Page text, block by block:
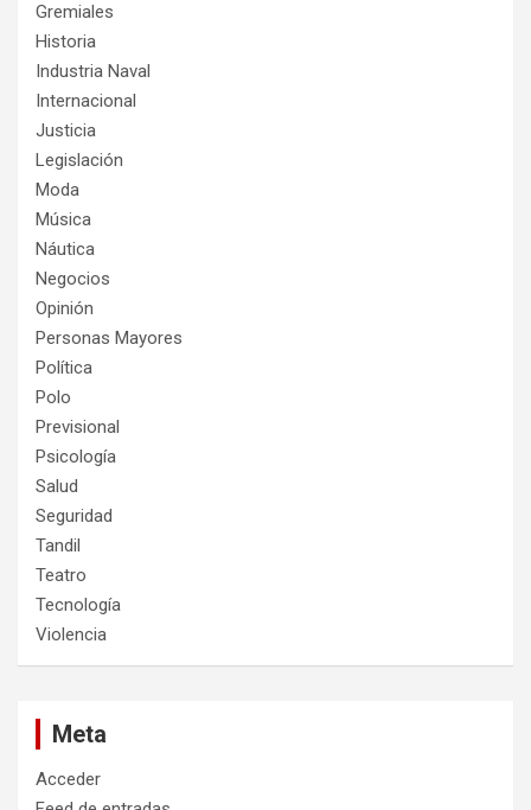
Gremiales
Historia
Industria Naval
Internacional
Justicia
Legislación
Moda
Música
Náutica
Negocios
Opinión
Personas Mayores
Política
Polo
Previsional
Psicología
Salud
Seguridad
Tandil
Teatro
Tecnología
Violencia
Meta
Acceder